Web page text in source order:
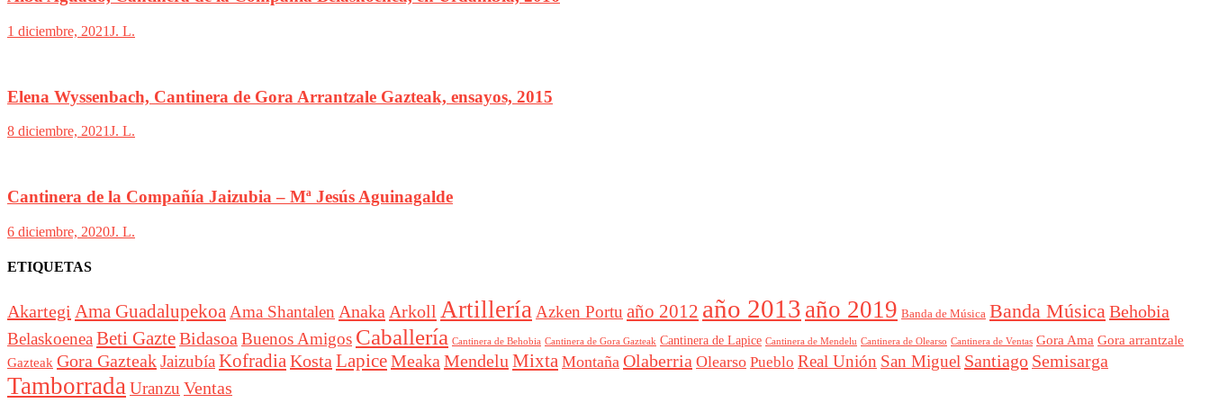
1 diciembre, 2021J. L.
Elena Wyssenbach, Cantinera de Gora Arrantzale Gazteak, ensayos, 2015
8 diciembre, 2021J. L.
Cantinera de la Compañía Jaizubia – Mª Jesús Aguinagalde
6 diciembre, 2020J. L.
ETIQUETAS
Akartegi Ama GuadalupekoaAma Shantalen AnakaArkoll ArtilleríaAzken Portu año 2012 año 2013 año 2019 Banda de Música Banda MúsicaBehobia
BelaskoeneaBeti GazteBidasoaBuenos Amigos Caballería Cantinera de Behobia Cantinera de Gora Gazteak Cantinera de Lapice Cantinera de Mendelu Cantinera de Olearso Cantinera de Ventas Gora Ama Gora arrantzale
Gazteak Gora GazteakJaizubíaKofradiaKostaLapiceMeakaMendeluMixta Montaña Olaberria Olearso Pueblo Real Unión San Miguel Santiago Semisarga
TamborradaUranzu Ventas